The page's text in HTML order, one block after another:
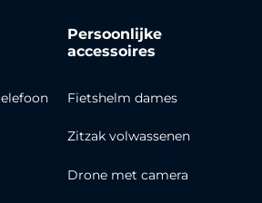
Persoonlijke
accessoires
Fietshelm dames
Zitzak volwassenen
Drone met camera